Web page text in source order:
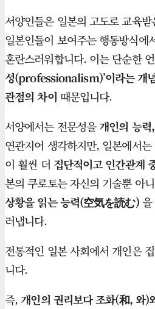
서양인들은 일본의 고도로 교육
일본인들이 보여주는 행동방식에
혼란스러워합니다. 이는 단순한
성(professionalism)’이라는 개
관점의 차이 때문입니다.
서양에서는 전문성을개인의 능
연관지어 생각하지만, 일본에서는
이 훨씬 더 집단적이고 인간관계
본의 쿠로토는 자신의 기술뿐 아
상황을 읽는 능력(空気を読む)을
러냅니다.
전통적인 일본 사회에서 개인은
니다.
즉, 개인의 권리보다 조화(和, 와)